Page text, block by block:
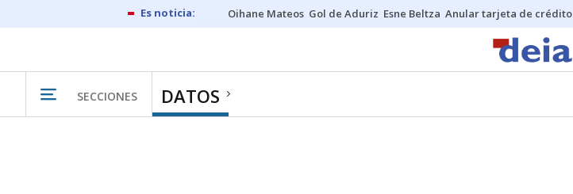
Oihane Mateos Gol de Aduriz Esne Beltza Anular tarjeta de crédito
SECCIONES DATOS